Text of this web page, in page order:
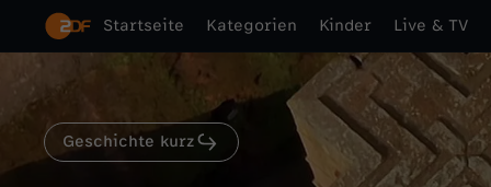
Startseite Kategorien Kinder Live & TV
Geschichte kurz